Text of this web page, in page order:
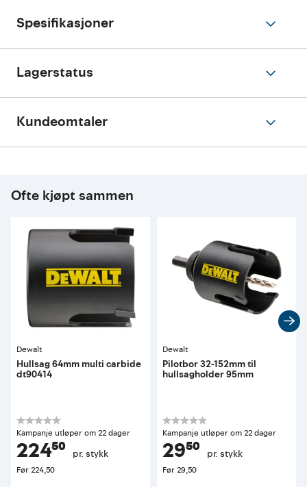
Spesifikasjoner
Lagerstatus
Kundeomtaler
Ofte kjøpt sammen
Dewalt
Hullsag 64mm multi carbide
dt90414
Kampanje utløper om 22 dager
224⁵⁰ pr. stykk
Før224,50
Dewalt
Pilotbor 32-152mm til
hullsagholder 95mm
Kampanje utløper om 22 dager
29⁵⁰ pr. stykk
Før29,50